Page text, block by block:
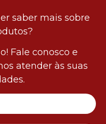
saber mais sobre
Fale conosco e
atender às suas